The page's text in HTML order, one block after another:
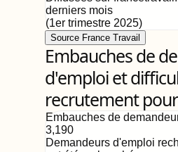
derniers mois
(1er trimestre 2025)
Source France Travail
Embauches de
d'emploi et
recrutement
Embauches de
3,190
Demandeurs d'emploi